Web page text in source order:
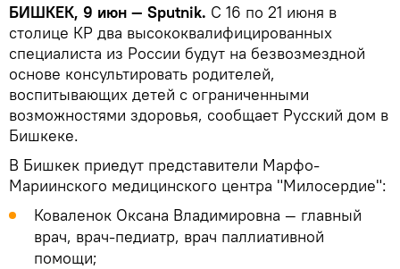
БИШКЕК, 9 июн — Sputnik. С 16 по 21 июня в
столице КР два высококвалифицированных
специалиста из России будут на безвозмездной
основе консультировать родителей,
воспитывающих детей с ограниченными
возможностями здоровья, сообщает Русский дом в
Бишкеке.
В Бишкек приедут представители Марфо-
Мариинского медицинского центра "Милосердие":
Коваленок Оксана Владимировна — главный
врач, врач-педиатр, врач паллиативной
помощи;